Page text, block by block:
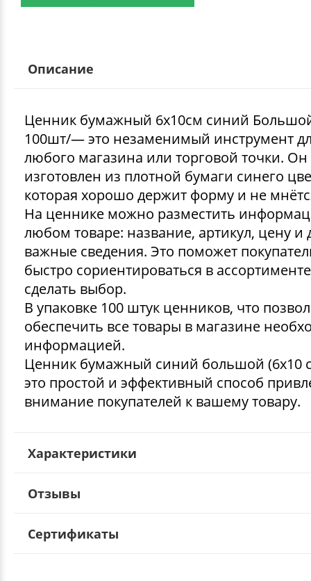
Описание
Ценник бумажный 6х10см синий
100шт/— это незаменимый инструмент
любого магазина или торговой точки. Он
изготовлен из плотной бумаги синего
которая хорошо держит форму и не
На ценнике можно разместить
любом товаре: название, артикул, цену и
важные сведения. Это поможет
быстро сориентироваться в
сделать выбор.
В упаковке 100 штук ценников, что
обеспечить все товары в магазине
информацией.
Ценник бумажный синий большой (6х10
это простой и эффективный способ
внимание покупателей к вашему товару.
Характеристики
Отзывы
Сертификаты